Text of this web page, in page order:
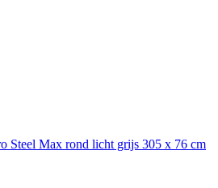
Steel Max rond licht grijs 305 x 76 cm